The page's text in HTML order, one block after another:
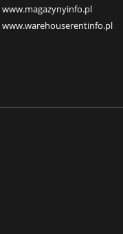
www.magazynyinfo.pl
www.warehouserentinfo.pl